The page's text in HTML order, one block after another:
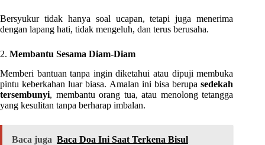
Bersyukur tidak hanya soal ucapan, tetapi juga menerima
dengan lapang hati, tidak mengeluh, dan terus berusaha.
2. Membantu Sesama Diam-Diam
Memberi bantuan tanpa ingin diketahui atau dipuji membuka
pintu keberkahan luar biasa. Amalan ini bisa berupasedekah
tersembunyi, membantu orang tua, atau menolong tetangga
yang kesulitan tanpa berharap imbalan.
Baca juga Baca Doa Ini Saat Terkena Bisul